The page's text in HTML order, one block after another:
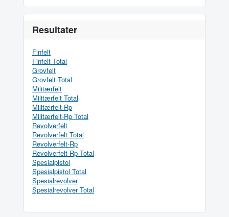
Resultater
Finfelt
Finfelt Total
Grovfelt
Grovfelt Total
Militærfelt
Militærfelt Total
Militærfelt-Rp
Militærfelt-Rp Total
Revolverfelt
Revolverfelt Total
Revolverfelt-Rp
Revolverfelt-Rp Total
Spesialpistol
Spesialpistol Total
Spesialrevolver
Spesialrevolver Total